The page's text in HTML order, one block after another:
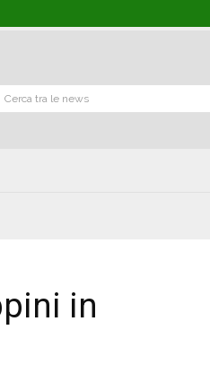
Cerca tra le news
in